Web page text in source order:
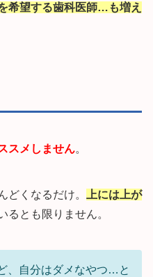
希望する歯科医師…も増え
スメしません。
くなるだけ。
上には上が
るとも限りません。
、自分はダメなやつ…と